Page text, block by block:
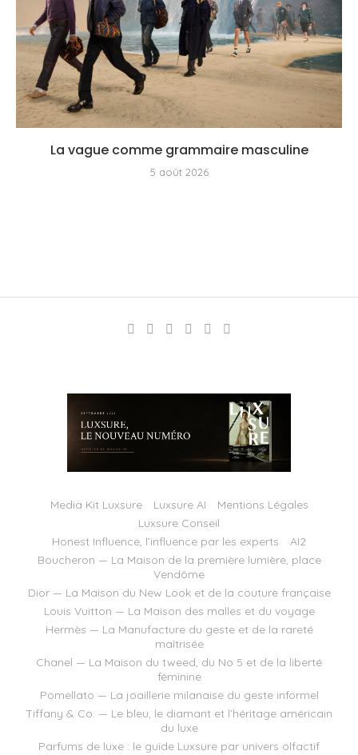
La vague comme grammaire masculine
5 août 2026
Media Kit Luxsure Luxsure AI
Mentions Légales
Luxsure Conseil
Honest Influence, l’influence par les experts
AI2
Boucheron — La Maison de la première lumière, place
Vendôme
Dior — La Maison du New Look et de la couture française
Louis Vuitton — La Maison des malles et du voyage
Hermès — La Manufacture du geste et de la rareté
maîtrisée
Chanel — La Maison du tweed, du No 5 et de la liberté
féminine
Pomellato — La joaillerie milanaise du geste informel
Tiffany & Co. — Le bleu, le diamant et l’héritage américain
du luxe
Parfums de luxe : le guide Luxsure par univers olfactif